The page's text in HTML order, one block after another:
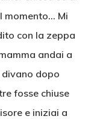
momento… Mi
con la zeppa
andai a
dopo
fosse chiuse
e iniziai a